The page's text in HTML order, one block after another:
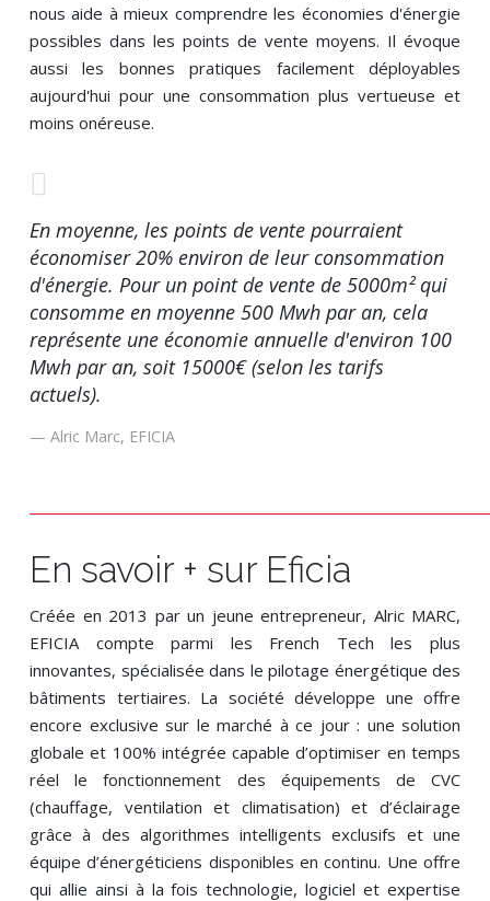
nous aide à mieux comprendre les économies d'énergie
possibles dans les points de vente moyens. Il évoque
aussi les bonnes pratiques facilement déployables
aujourd'hui pour une consommation plus vertueuse et
moins onéreuse.
En moyenne, les points de vente pourraient
économiser 20% environ de leur consommation
d'énergie. Pour un point de vente de 5000m² qui
consomme en moyenne 500 Mwh par an, cela
représente une économie annuelle d'environ 100
Mwh par an, soit 15000€ (selon les tarifs
actuels).
Alric Marc, EFICIA
En savoir + sur Eficia
Créée en 2013 par un jeune entrepreneur, Alric MARC,
EFICIA compte parmi les French Tech les plus
innovantes, spécialisée dans le pilotage énergétique des
bâtiments tertiaires. La société développe une offre
encore exclusive sur le marché à ce jour : une solution
globale et 100% intégrée capable d’optimiser en temps
réel le fonctionnement des équipements de CVC
(chauffage, ventilation et climatisation) et d’éclairage
grâce à des algorithmes intelligents exclusifs et une
équipe d’énergéticiens disponibles en continu. Une offre
qui allie ainsi à la fois technologie, logiciel et expertise